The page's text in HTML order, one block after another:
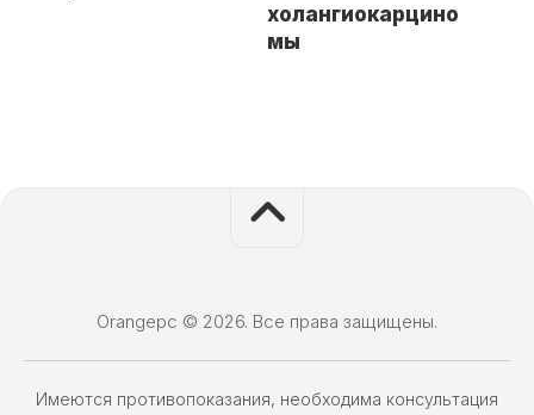
холангиокарцино
мы
Orangepc © 2026. Все права защищены.
Имеются противопоказания, необходима консультация